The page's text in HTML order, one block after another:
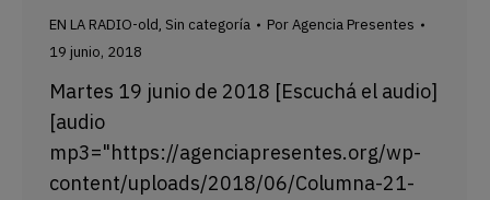
EN LA RADIO-old, Sin categoría PorAgencia Presentes
19 junio, 2018
Martes 19 junio de 2018 [Escuchá el audio]
[audio
mp3="https://agenciapresentes.org/wp-
content/uploads/2018/06/Columna-21-